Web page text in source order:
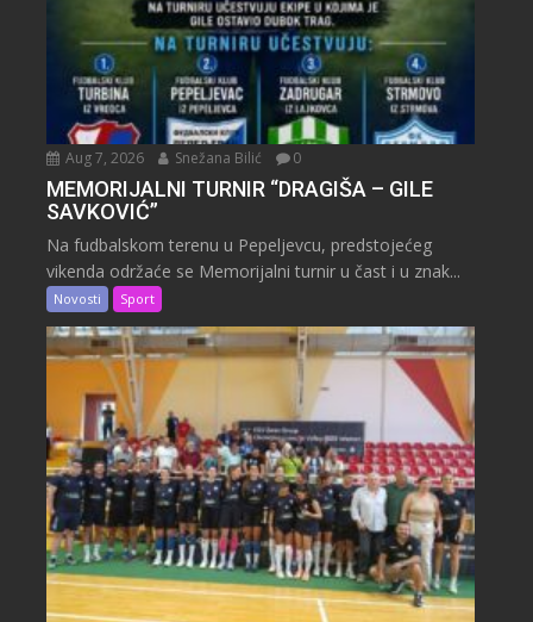
Aug 7, 2026 Snežana Bilić 0
MEMORIJALNI TURNIR “DRAGIŠA – GILE
SAVKOVIĆ”
Na fudbalskom terenu u Pepeljevcu, predstojećeg
vikenda održaće se Memorijalni turnir u čast i u znak...
Novosti Sport